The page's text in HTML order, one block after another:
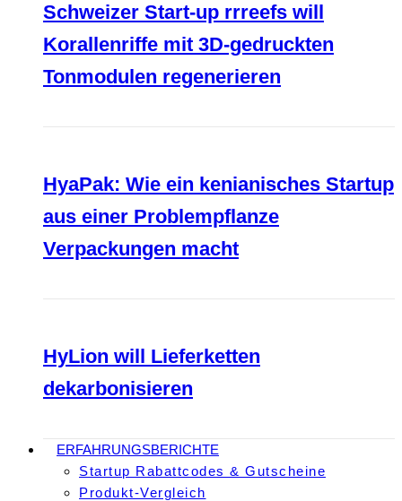
Schweizer Start-up rrreefs will
Korallenriffe mit 3D-gedruckten
Tonmodulen regenerieren
HyaPak: Wie ein kenianisches Startup
aus einer Problempflanze
Verpackungen macht
HyLion will Lieferketten
dekarbonisieren
ERFAHRUNGSBERICHTE
Startup Rabattcodes & Gutscheine
Produkt-Vergleich